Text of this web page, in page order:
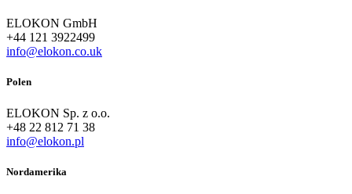
ELOKON GmbH
+44 121 3922499
info@elokon.co.uk
Polen
ELOKON Sp. z o.o.
+48 22 812 71 38
info@elokon.pl
Nordamerika